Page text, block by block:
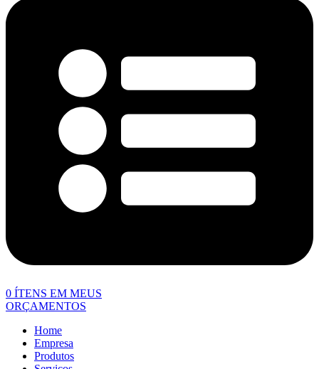
0 ÍTENS EM MEUS
ORÇAMENTOS
Home
Empresa
Produtos